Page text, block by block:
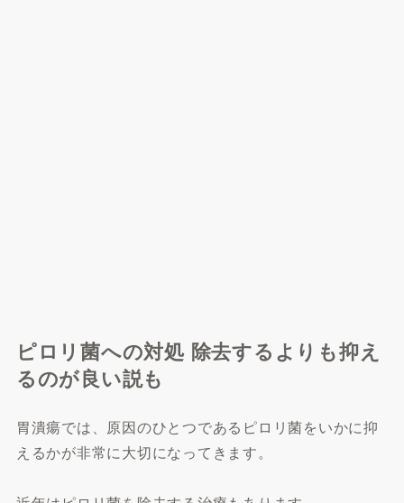
ピロリ菌への対処 除去するよりも抑え
るのが良い説も
胃潰瘍では、原因のひとつであるピロリ菌をいかに抑
えるかが非常に大切になってきます。